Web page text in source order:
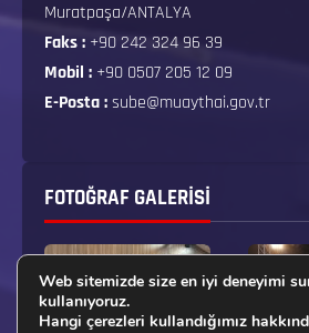
Muratpaşa/ANTALYA
Faks : +90 242 324 96 39
Mobil : +90 0507 205 12 09
E-Posta :sube@muaythai.gov.tr
FOTOĞRAF GALERISI
Web sitemizde size en iyi deneyimi
kullanıyoruz.
Hangi çerezleri kullandığımız